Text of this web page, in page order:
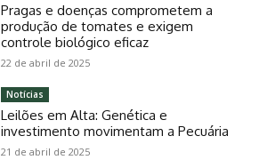
Pragas e doenças comprometem a
produção de tomates e exigem
controle biológico eficaz
22 de abril de 2025
Notícias
Leilões em Alta: Genética e
investimento movimentam a Pecuária
21 de abril de 2025